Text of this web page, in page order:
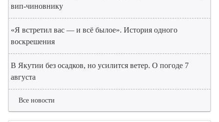
вип-чиновнику
«Я встретил вас — и всё былое». История одного
воскрешения
В Якутии без осадков, но усилится ветер. О погоде 7
августа
Все новости